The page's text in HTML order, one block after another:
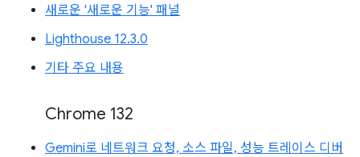
새로운 '새로운 기능' 패널
Lighthouse 12.3.0
기타 주요 내용
Chrome 132
Gemini로 네트워크 요청, 소스 파일, 성능 트레이스 디버